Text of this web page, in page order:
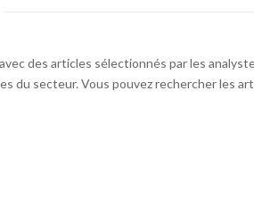
des articles sélectionnés par les
du secteur. Vous pouvez rechercher les